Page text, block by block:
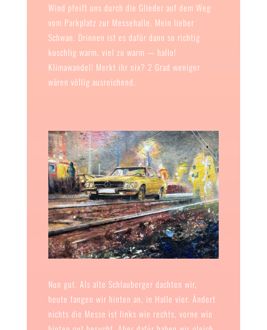
Wind pfeift uns durch die Glieder auf dem Weg
vom Parkplatz zur Messehalle. Mein lieber
Schwan. Drinnen ist es dafür dann so richtig
kuschlig warm, viel zu warm — hallo!
Klimawandel! Merkt ihr nix? 2 Grad weniger
wären völlig ausreichend.
Nun gut. Als alte Schlauberger dachten wir,
heute fangen wir hinten an, in Halle vier. Ändert
nichts die Messe ist links wie rechts, vorne wie